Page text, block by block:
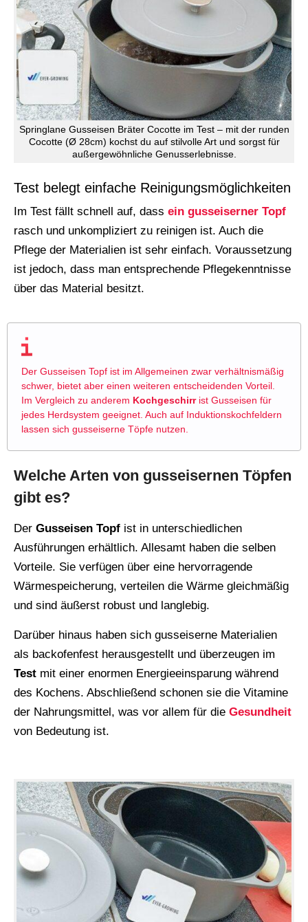
Springlane Gusseisen Bräter Cocotte im Test – mit der runden
Cocotte (Ø 28cm) kochst du auf stilvolle Art und sorgst für
außergewöhnliche Genusserlebnisse.
Test belegt einfache Reinigungsmöglichkeiten
Im Test fällt schnell auf, dass ein gusseiserner Topf
rasch und unkompliziert zu reinigen ist. Auch die
Pflege der Materialien ist sehr einfach. Voraussetzung
ist jedoch, dass man entsprechende Pflegekenntnisse
über das Material besitzt.
Der Gusseisen Topf ist im Allgemeinen zwar verhältnismäßig
schwer, bietet aber einen weiteren entscheidenden Vorteil.
Im Vergleich zu anderem Kochgeschirrist Gusseisen für
jedes Herdsystem geeignet. Auch auf Induktionskochfeldern
lassen sich gusseiserne Töpfe nutzen.
Welche Arten von gusseisernen Töpfen
gibt es?
Der Gusseisen Topf ist in unterschiedlichen
Ausführungen erhältlich. Allesamt haben die selben
Vorteile. Sie verfügen über eine hervorragende
Wärmespeicherung, verteilen die Wärme gleichmäßig
und sind äußerst robust und langlebig.
Darüber hinaus haben sich gusseiserne Materialien
als backofenfest herausgestellt und überzeugen im
Test mit einer enormen Energieeinsparung während
des Kochens. Abschließend schonen sie die Vitamine
der Nahrungsmittel, was vor allem für die Gesundheit
von Bedeutung ist.